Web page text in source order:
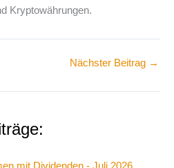
Kryptowährungen.
Nächster Beitrag →